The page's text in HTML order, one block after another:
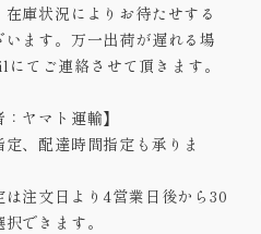
在庫状況によりお待たせする
います。万一出荷が遅れる場
てご連絡させて頂きます。
：ヤマト運輸】
、配達時間指定も承りま
は注文日より4営業日後から30
できます。